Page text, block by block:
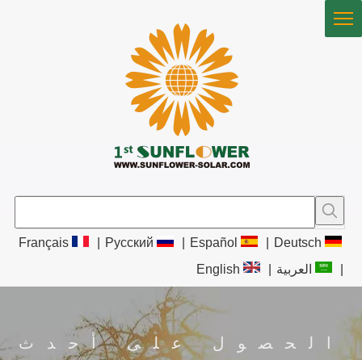
Deutsch
Español
Pусский
Français
العربية English
الحصول على أحدث